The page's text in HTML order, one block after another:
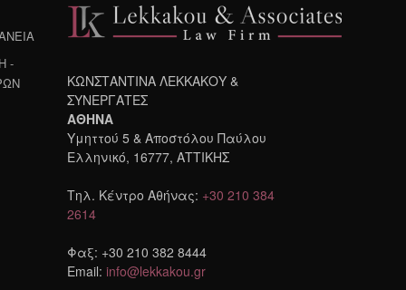
-
ΚΩΝΣΤΑΝΤΙΝΑ ΛΕΚΚΑΚΟΥ &
ΣΥΝΕΡΓΑΤΕΣ
ΑΘΗΝΑ
Υμηττού 5 & Αποστόλου Παύλου
Ελληνικό, 16777, ΑΤΤΙΚΗΣ
Τηλ. Κέντρο Αθήνας: +30 210 384
2614
Φαξ: +30 210 382 8444
Email: info@lekkakou.gr